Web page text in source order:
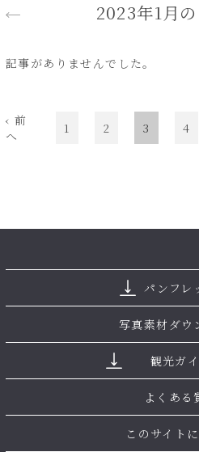
2023年1月
記事がありませんでした。
‹ 前
へ
1 2 3 4
パンフレ
写真素材ダウ
観光ガ
よくある
このサイト